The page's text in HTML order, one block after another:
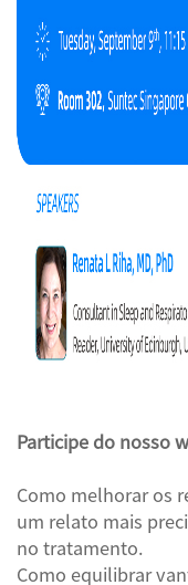
Participe do nosso
Como melhorar os
um relato mais
no tratamento.
Como equilibrar